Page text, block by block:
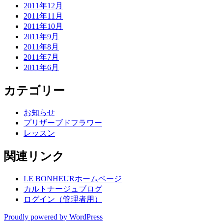
2011年12月
2011年11月
2011年10月
2011年9月
2011年8月
2011年7月
2011年6月
カテゴリー
お知らせ
プリザーブドフラワー
レッスン
関連リンク
LE BONHEURホームページ
カルトナージュブログ
ログイン（管理者用）
Proudly powered by WordPress